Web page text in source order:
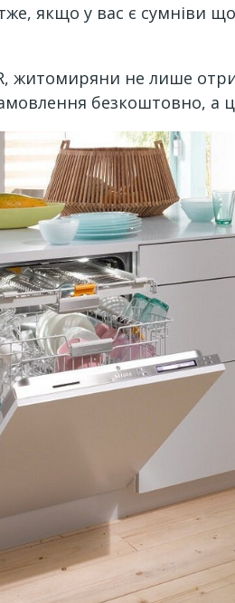
якщо у вас є сумніви
житомиряни не лише
безкоштовно,